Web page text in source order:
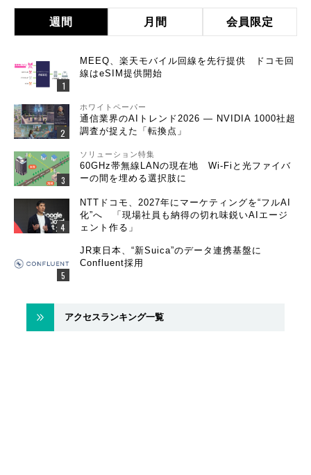
週間 月間 会員限定
MEEQ、楽天モバイル回線を先行提供 ドコモ回
線はeSIM提供開始
ホワイトペーパー
通信業界のAIトレンド2026 ― NVIDIA 1000社超
調査が捉えた「転換点」
ソリューション特集
60GHz帯無線LANの現在地 Wi-Fiと光ファイバ
ーの間を埋める選択肢に
NTTドコモ、2027年にマーケティングを“フルAI
化”へ 「現場社員も納得の切れ味鋭いAIエージ
ェント作る」
JR東日本、“新Suica”のデータ連携基盤に
Confluent採用
アクセスランキング一覧